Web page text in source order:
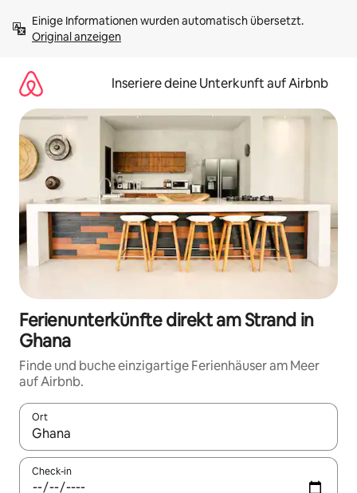
Inhalten
springenOriginal anzeigen
Inseriere deine Unterkunft auf Airbnb
Ferienunterkünfte direkt am Strand in
Ghana
Finde und buche einzigartige Ferienhäuser am Meer
auf Airbnb.
Ort
Wenn Ergebnisse verfügbar sind, navigiere mit den
Check-in